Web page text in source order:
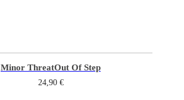
Minor ThreatOut Of Step
24,90 €